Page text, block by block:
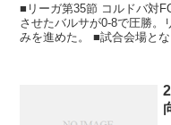
■リーガ第35節 コルドバ対
させたバルサが0-8で圧勝。
みを進めた。 ■試合会場となったエル・アルカンヘルは30度を超える